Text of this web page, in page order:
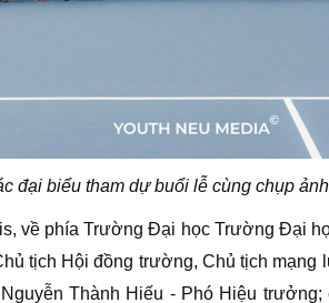
đại biểu tham dự buổi lễ cùng chụp
về phía Trường Đại học Trường Đại
tịch Hội đồng trường, Chủ tịch
Thành Hiếu - Phó Hiệu